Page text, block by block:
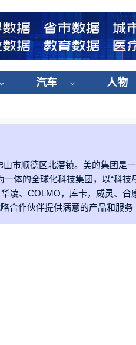
汽车 人物
市顺德区北滘镇。美的集团是
体的全球化科技集团，以“科技
凌、COLMO，库卡，威灵、合
合作伙伴提供满意的产品和服务